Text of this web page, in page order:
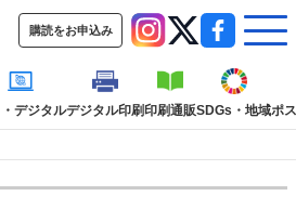
購読をお申込み
・デジタルデジタル印刷印刷通販SDGs・地域ポ